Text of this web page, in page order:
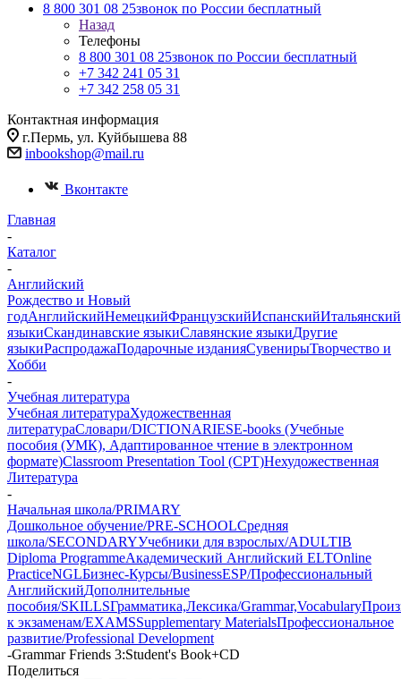
8 800 301 08 25звонок по России бесплатный
Назад
Телефоны
8 800 301 08 25звонок по России бесплатный
+7 342 241 05 31
+7 342 258 05 31
Контактная информация
г.Пермь, ул. Куйбышева 88
inbookshop@mail.ru
Вконтакте
Главная
-
Каталог
-
Английский
Рождество и Новый
годАнглийскийНемецкийФранцузскийИспанскийИтальянский
языкиСкандинавские языкиСлавянские языкиДругие
языкиРаспродажаПодарочные изданияСувенирыТворчество и
Хобби
-
Учебная литература
Учебная литератураХудожественная
литератураСловари/DICTIONARIESE-books (Учебные
пособия (УМК), Адаптированное чтение в электронном
формате)Classroom Presentation Tool (CPT)Нехудожественная
Литература
-
Начальная школа/PRIMARY
Дошкольное обучение/PRE-SCHOOLСредняя
школа/SECONDARYУчебники для взрослых/ADULTIB
Diploma ProgrammeАкадемический Английский ELTOnline
PracticeNGLБизнес-Курсы/BusinessESP/Профессиональный
АнглийскийДополнительные
пособия/SKILLSГрамматика,Лексика/Grammar,Vocabulary
к экзаменам/EXAMSSupplementary MaterialsПрофессиональное
развитие/Professional Development
-Grammar Friends 3:Student's Book+CD
Поделиться